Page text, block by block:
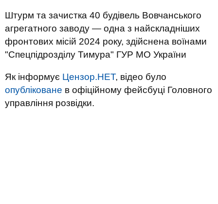
Штурм та зачистка 40 будівель Вовчанського
агрегатного заводу ― одна з найскладніших
фронтових місій 2024 року, здійснена воїнами
"Спецпідрозділу Тимура" ГУР МО України
Як інформує Цензор.НЕТ, відео було
опубліковане в офіційному фейсбуці Головного
управління розвідки.